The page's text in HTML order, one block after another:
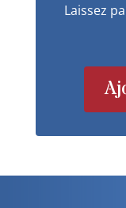
Laissez